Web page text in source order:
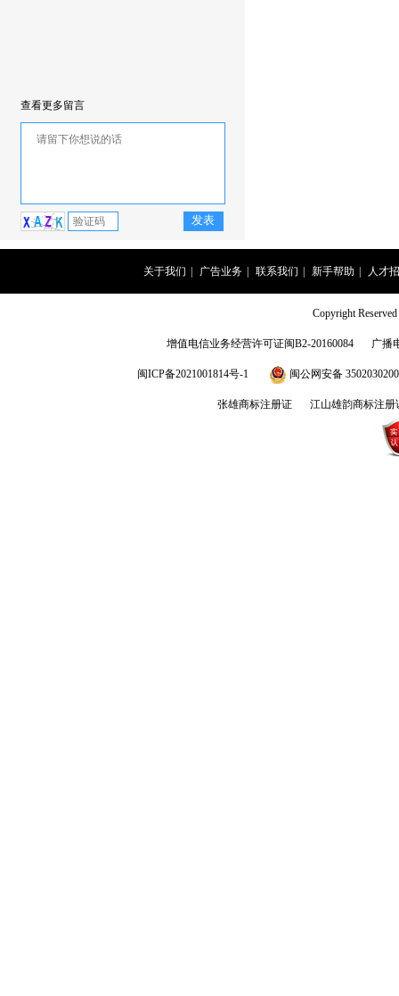
查看更多留言
关于我们 广告业务 联系我们 新手帮助 人才
Copyright
增值电信业务经营许可证闽B2-20160084 广播
闽ICP备2021001814号-1 闽公网安备
张雄商标注册证 江山雄韵商标注册